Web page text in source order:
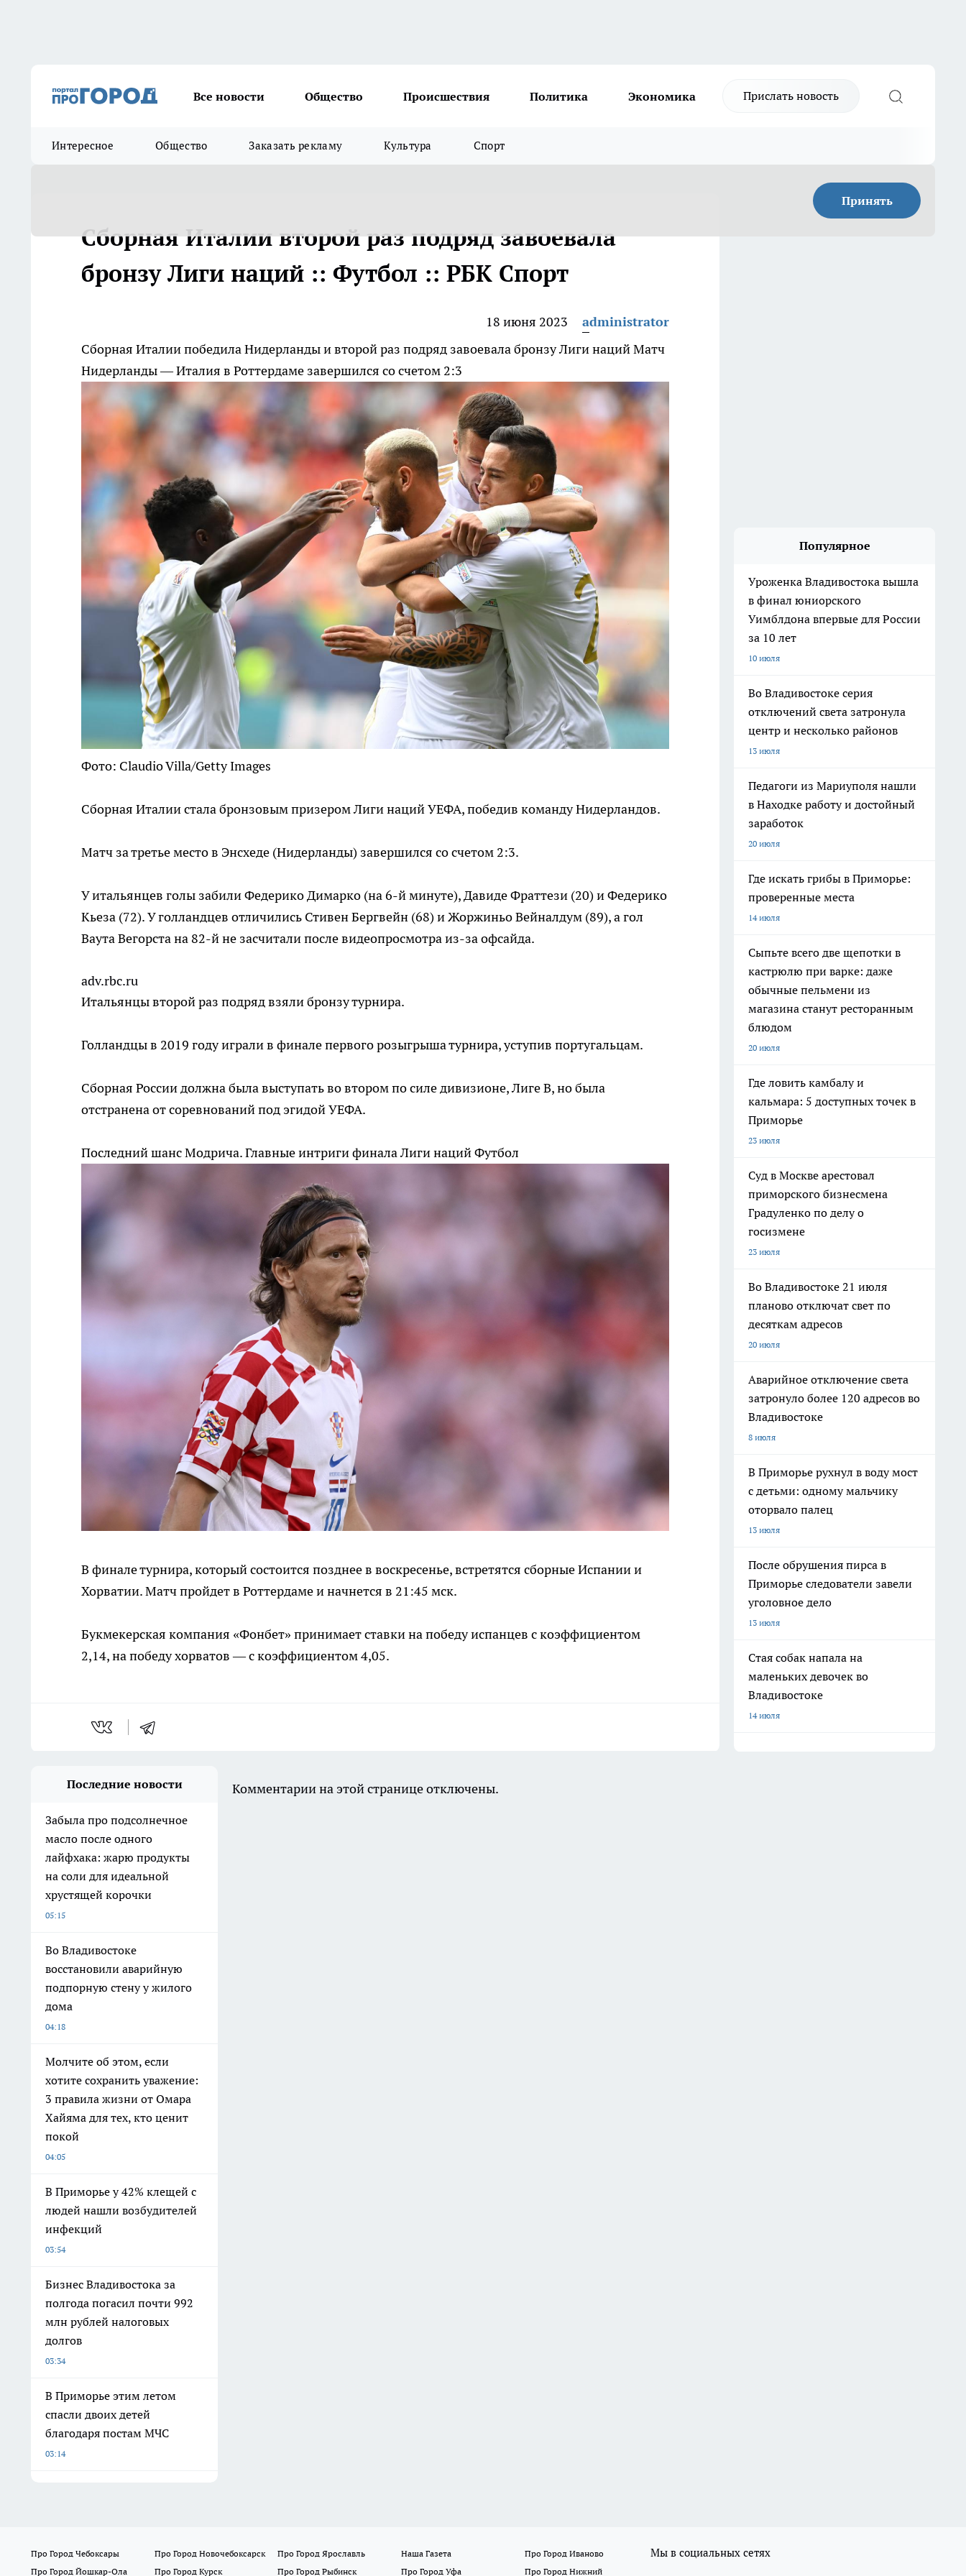
Все новости Общество Происшествия Политика Экономика Прислать новость
Интересное Общество Заказать рекламу Культура Спорт
Принять
Сборная Италии второй раз подряд завоевала
бронзу Лиги наций :: Футбол :: РБК Спорт
18 июня 2023
administrator
Сборная Италии победила Нидерланды и второй раз подряд завоевала бронзу Лиги нацийМатч
Нидерланды — Италия в Роттердаме завершился со счетом 2:3
Фото: Claudio Villa/Getty Images
Сборная Италии стала бронзовым призером Лиги наций УЕФА, победив команду Нидерландов.
Матч за третье место в Энсхеде (Нидерланды) завершился со счетом 2:3.
У итальянцев голы забили Федерико Димарко (на 6-й минуте), Давиде Фраттези (20) и Федерико
Кьеза (72). У голландцев отличились Стивен Бергвейн (68) и Жоржиньо Вейналдум (89), а гол
Ваута Вегорста на 82-й не засчитали после видеопросмотра из-за офсайда.
adv.rbc.ru
Итальянцы второй раз подряд взяли бронзу турнира.
Голландцы в 2019 году играли в финале первого розыгрыша турнира, уступив португальцам.
Сборная России должна была выступать во втором по силе дивизионе, Лиге B, но была
отстранена от соревнований под эгидой УЕФА.
Последний шанс Модрича. Главные интриги финала Лиги нацийФутбол
В финале турнира, который состоится позднее в воскресенье, встретятся сборные Испании и
Хорватии. Матч пройдет в Роттердаме и начнется в 21:45 мск.
Букмекерская компания «Фонбет» принимает ставки на победу испанцев с коэффициентом
2,14, на победу хорватов — с коэффициентом 4,05.
Популярное
Уроженка Владивостока вышла
в финал юниорского
Уимблдона впервые для России
за 10 лет
10 июля
Во Владивостоке серия
отключений света затронула
центр и несколько районов
13 июля
Педагоги из Мариуполя нашли
в Находке работу и достойный
заработок
20 июля
Где искать грибы в Приморье:
проверенные места
14 июля
Сыпьте всего две щепотки в
кастрюлю при варке: даже
обычные пельмени из
магазина станут ресторанным
блюдом
20 июля
Где ловить камбалу и
кальмара: 5 доступных точек в
Приморье
23 июля
Суд в Москве арестовал
приморского бизнесмена
Градуленко по делу о
госизмене
23 июля
Во Владивостоке 21 июля
планово отключат свет по
десяткам адресов
20 июля
Аварийное отключение света
затронуло более 120 адресов во
Владивостоке
8 июля
В Приморье рухнул в воду мост
с детьми: одному мальчику
оторвало палец
13 июля
После обрушения пирса в
Приморье следователи завели
уголовное дело
13 июля
Стая собак напала на
маленьких девочек во
Владивостоке
14 июля
Последние новости
Забыла про подсолнечное
масло после одного
лайфхака: жарю продукты
на соли для идеальной
хрустящей корочки
05:15
Во Владивостоке
восстановили аварийную
подпорную стену у жилого
дома
04:18
Молчите об этом, если
хотите сохранить уважение:
3 правила жизни от Омара
Хайяма для тех, кто ценит
покой
04:05
В Приморье у 42% клещей с
людей нашли возбудителей
инфекций
03:54
Бизнес Владивостока за
полгода погасил почти 992
млн рублей налоговых
долгов
03:34
В Приморье этим летом
спасли двоих детей
благодаря постам МЧС
03:14
Комментарии на этой странице отключены.
Про Город Чебоксары Про Город Новочебоксарск Про Город Ярославль Наша Газета
Про Город Иваново
Про Город Йошкар-Ола
Про Город Курск Про Город Рыбинск Про Город Уфа Про Город Нижний
Мы в социальных сетях